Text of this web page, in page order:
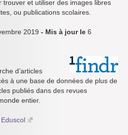
trouver et utiliser des images libres
ou publications scolaires.
2019 - Mis à jour le 6
d’articles
à une base de données de plus de
publiés dans des revues
entier.